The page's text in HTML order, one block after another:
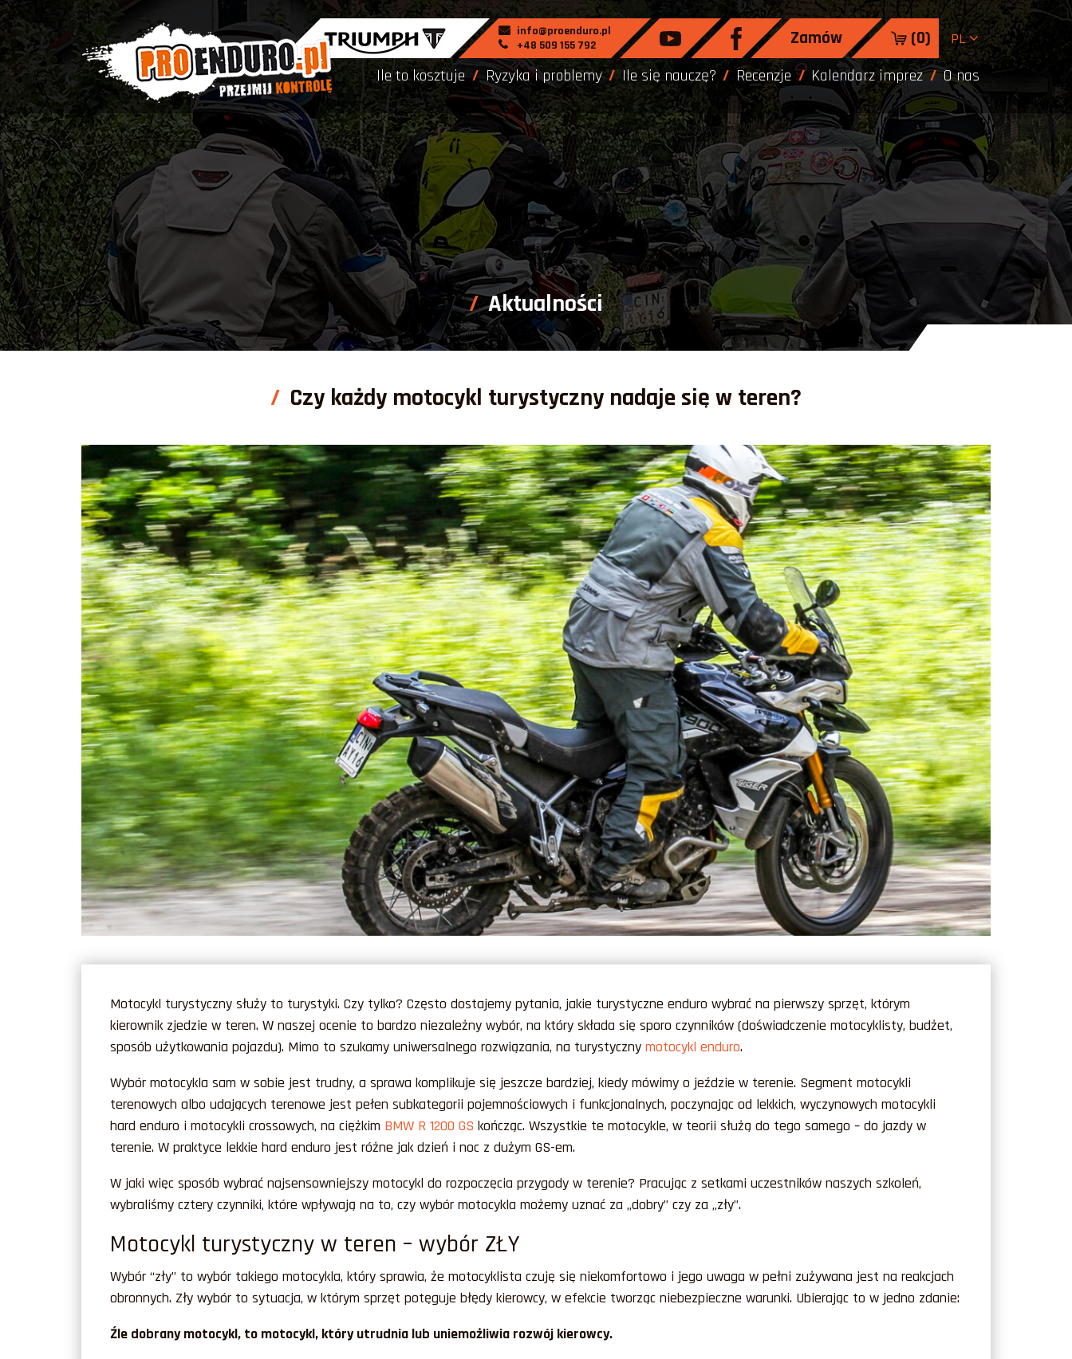
info@proenduro.pl
+48 509 155 792
Zamów (0) PL
Ile to kosztuje Ryzyka i problemy Ile się nauczę? Recenzje Kalendarz imprez O nas
Aktualności
Czy każdy motocykl turystyczny nadaje się w teren?
Motocykl turystyczny służy to turystyki. Czy tylko? Często dostajemy pytania, jakie turystyczne enduro wybrać na pierwszy sprzęt, którym
kierownik zjedzie w teren. W naszej ocenie to bardzo niezależny wybór, na który składa się sporo czynników (doświadczenie motocyklisty, budżet,
sposób użytkowania pojazdu). Mimo to szukamy uniwersalnego rozwiązania, na turystyczny motocykl enduro.
Wybór motocykla sam w sobie jest trudny, a sprawa komplikuje się jeszcze bardziej, kiedy mówimy o jeździe w terenie. Segment motocykli
terenowych albo udających terenowe jest pełen subkategorii pojemnościowych i funkcjonalnych, poczynając od lekkich, wyczynowych motocykli
hard enduro i motocykli crossowych, na ciężkim BMW R 1200 GS kończąc. Wszystkie te motocykle, w teorii służą do tego samego – do jazdy w
terenie. W praktyce lekkie hard enduro jest różne jak dzień i noc z dużym GS-em.
W jaki więc sposób wybrać najsensowniejszy motocykl do rozpoczęcia przygody w terenie? Pracując z setkami uczestników naszych szkoleń,
wybraliśmy cztery czynniki, które wpływają na to, czy wybór motocykla możemy uznać za „dobry” czy za „zły”.
Motocykl turystyczny w teren – wybór ZŁY
Wybór “zły” to wybór takiego motocykla, który sprawia, że motocyklista czuję się niekomfortowo i jego uwaga w pełni zużywana jest na reakcjach
obronnych. Zły wybór to sytuacja, w którym sprzęt potęguje błędy kierowcy, w efekcie tworząc niebezpieczne warunki. Ubierając to w jedno zdanie:
Źle dobrany motocykl, to motocykl, który utrudnia lub uniemożliwia rozwój kierowcy.